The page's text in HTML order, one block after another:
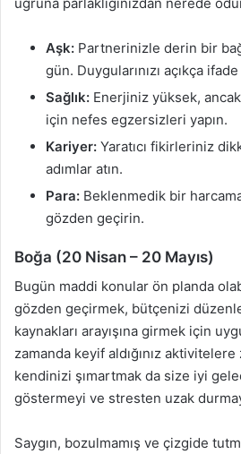
Aşk: Partnerinizle derin bir
gün. Duygularınızı açıkça
Sağlık: Enerjiniz yüksek,
için nefes egzersizleri yapın.
Kariyer: Yaratıcı fikirleriniz
adımlar atın.
Para: Beklenmedik bir
gözden geçirin.
Boğa (20 Nisan – 20 Mayıs)
Bugün maddi konular ön planda
gözden geçirmek, bütçenizi
kaynakları arayışına girmek için
zamanda keyif aldığınız aktivitelere
kendinizi şımartmak da size iyi
göstermeyi ve stresten uzak
Saygın, bozulmamış ve çizgide